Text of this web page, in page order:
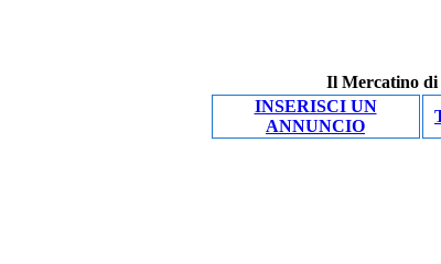
Il Mercatino di
INSERISCI UN
ANNUNCIO